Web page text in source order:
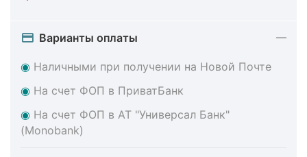
Варианты оплаты
◉ Наличными при получении на Новой Почте
◉ На счет ФОП в ПриватБанк
◉ На счет ФОП в АТ "Универсал Банк"
(Monobank)